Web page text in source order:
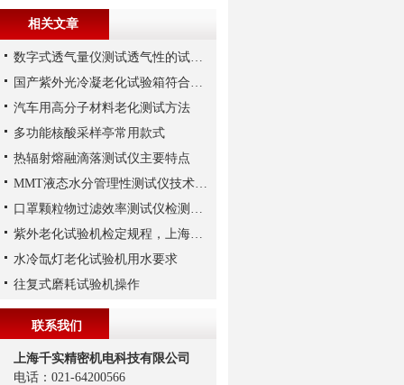
相关文章
数字式透气量仪测试透气性的试验解析
国产紫外光冷凝老化试验箱符合标准
汽车用高分子材料老化测试方法
多功能核酸采样亭常用款式
热辐射熔融滴落测试仪主要特点
MMT液态水分管理性测试仪技术特点
口罩颗粒物过滤效率测试仪检测原理
紫外老化试验机检定规程，上海千实工程师细说下
水冷氙灯老化试验机用水要求
往复式磨耗试验机操作
联系我们
上海千实精密机电科技有限公司
电话：021-64200566